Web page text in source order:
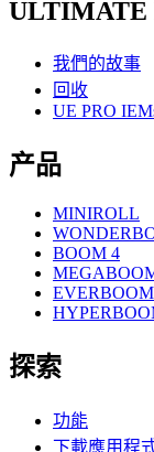
ULTIMATE
我們的故事
回收
UE PRO
产品
MINIROLL
BOOM 4
EVERBOOM
探索
功能
下載應用程